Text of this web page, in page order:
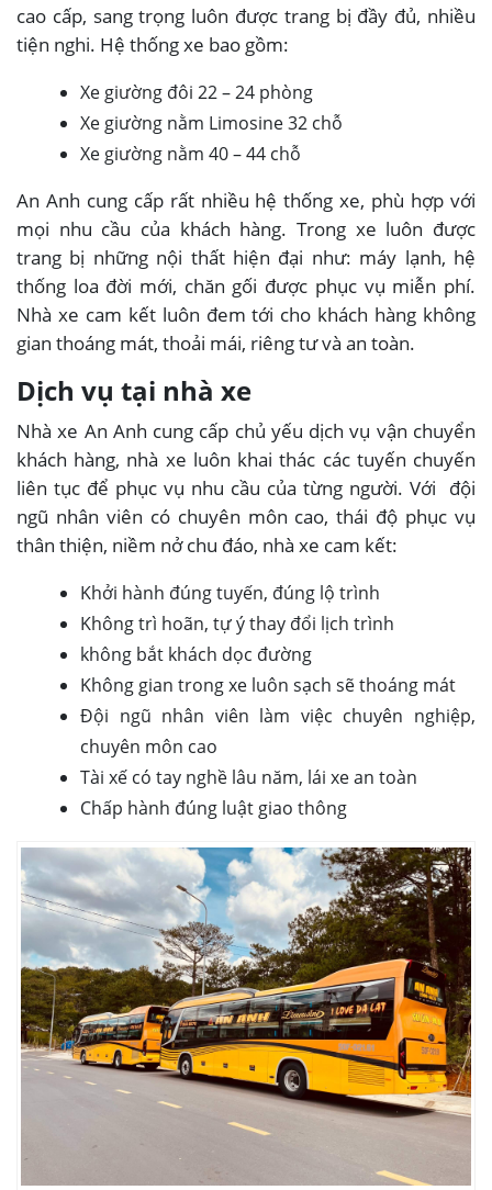
cao cấp, sang trọng luôn được trang bị đầy đủ, nhiều
tiện nghi. Hệ thống xe bao gồm:
Xe giường đôi 22 – 24 phòng
Xe giường nằm Limosine 32 chỗ
Xe giường nằm 40 – 44 chỗ
An Anh cung cấp rất nhiều hệ thống xe, phù hợp với
mọi nhu cầu của khách hàng. Trong xe luôn được
trang bị những nội thất hiện đại như: máy lạnh, hệ
thống loa đời mới, chăn gối được phục vụ miễn phí.
Nhà xe cam kết luôn đem tới cho khách hàng không
gian thoáng mát, thoải mái, riêng tư và an toàn.
Dịch vụ tại nhà xe
Nhà xe An Anh cung cấp chủ yếu dịch vụ vận chuyển
khách hàng, nhà xe luôn khai thác các tuyến chuyến
liên tục để phục vụ nhu cầu của từng người. Với đội
ngũ nhân viên có chuyên môn cao, thái độ phục vụ
thân thiện, niềm nở chu đáo, nhà xe cam kết:
Khởi hành đúng tuyến, đúng lộ trình
Không trì hoãn, tự ý thay đổi lịch trình
không bắt khách dọc đường
Không gian trong xe luôn sạch sẽ thoáng mát
Đội ngũ nhân viên làm việc chuyên nghiệp,
chuyên môn cao
Tài xế có tay nghề lâu năm, lái xe an toàn
Chấp hành đúng luật giao thông